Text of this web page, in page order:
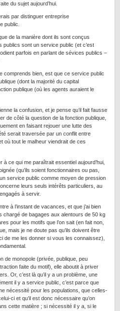
du sujet aujourd’hui.
par distinguer entreprise
public.
de la manière dont ils sont conçus
publics sont un service public (et c’est
parfois en parlant de sévices publics −
comprends bien, est que ce service public
(dont la majorité du capital
publique (où les agents auraient le
la confusion, et je pense qu’il fait fausse
de côté la question de la fonction publique,
en faisant rejouer une lutte des
serait traversée par un conflit entre
où tout le malheur viendrait de ces
à ce qui me paraîtrait essentiel aujourd’hui,
(qu’ils soient fonctionnaires ou pas,
service public comme moyen de pression
leurs seuls intérêts particuliers, au
à servir.
à l’instant de vacances, et que j’ai bien
chargé de bagages aux alentours de 50 kg
pour les motifs que l’on sait (en fait non,
mais je ne doute pas qu’ils doivent être
de me les donner si vous les connaissez),
de monopole (privée, publique, peu
faite du motif), elle aboutit à priver
Or, c’est là qu’il y a un problème, une
il y a service public, c’est parce que
nécessité pour les populations, que celles-
ci et qu’il est donc nécessaire qu’on
cette matière ; si nécessité il y a, si le